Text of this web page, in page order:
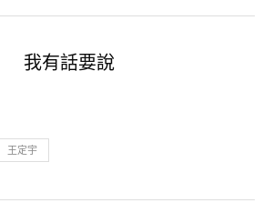
我有話要說
王定宇